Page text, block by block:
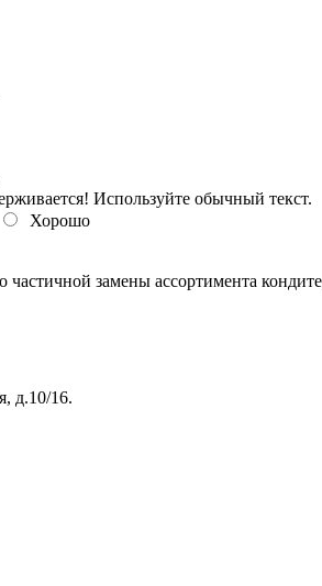
Используйте обычный текст.
Хорошо
частичной замены ассортимента
д.10/16.